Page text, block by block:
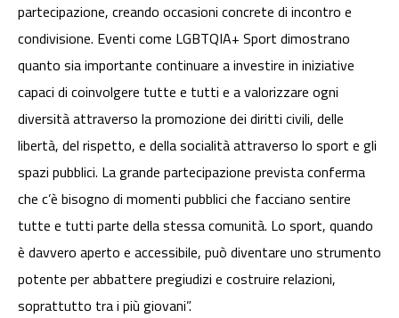
partecipazione, creando occasioni concrete di incontro e
condivisione. Eventi come LGBTQIA+ Sport dimostrano
quanto sia importante continuare a investire in iniziative
capaci di coinvolgere tutte e tutti e a valorizzare ogni
diversità attraverso la promozione dei diritti civili, delle
libertà, del rispetto, e della socialità attraverso lo sport e gli
spazi pubblici. La grande partecipazione prevista conferma
che c’è bisogno di momenti pubblici che facciano sentire
tutte e tutti parte della stessa comunità. Lo sport, quando
è davvero aperto e accessibile, può diventare uno strumento
potente per abbattere pregiudizi e costruire relazioni,
soprattutto tra i più giovani”.